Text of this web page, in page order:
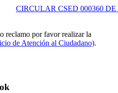
CIRCULAR CSED 000360 DE
reclamo por favor realizar la
de Atención al Ciudadano).